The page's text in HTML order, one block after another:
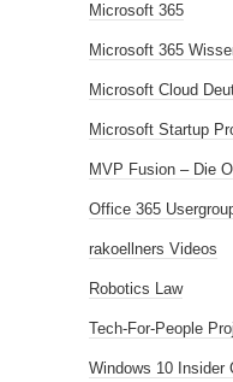
Microsoft 365
Microsoft 365
Microsoft Cloud
Microsoft Startup
MVP Fusion – Die
Office 365
rakoellners Videos
Robotics Law
Tech-For-People
Windows 10 Insider